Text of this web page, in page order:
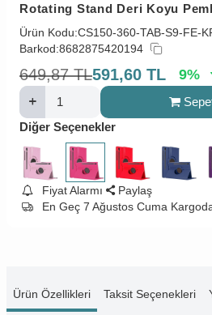
Rotating Stand Deri Koyu
Ürün Kodu:CS150-360-TAB-S9-FE-
Barkod:8682875420194
649,87 TL591,60 TL 9%
Diğer Seçenekler
Fiyat Alarmı
Paylaş
En Geç 7 Ağustos Cuma
Ürün Özellikleri Taksit Seçenekleri